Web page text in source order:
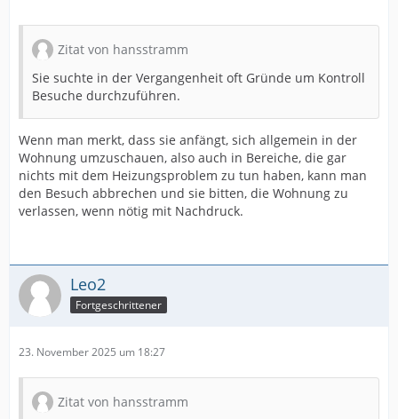
Zitat von hansstramm
Sie suchte in der Vergangenheit oft Gründe um Kontroll
Besuche durchzuführen.
Wenn man merkt, dass sie anfängt, sich allgemein in der
Wohnung umzuschauen, also auch in Bereiche, die gar
nichts mit dem Heizungsproblem zu tun haben, kann man
den Besuch abbrechen und sie bitten, die Wohnung zu
verlassen, wenn nötig mit Nachdruck.
Leo2
Fortgeschrittener
23. November 2025 um 18:27
Zitat von hansstramm